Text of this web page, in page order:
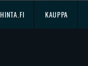
HINTA.FI KAUPPA